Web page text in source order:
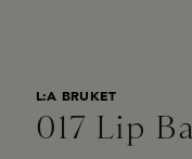
L:A BRUKET
017 Lip